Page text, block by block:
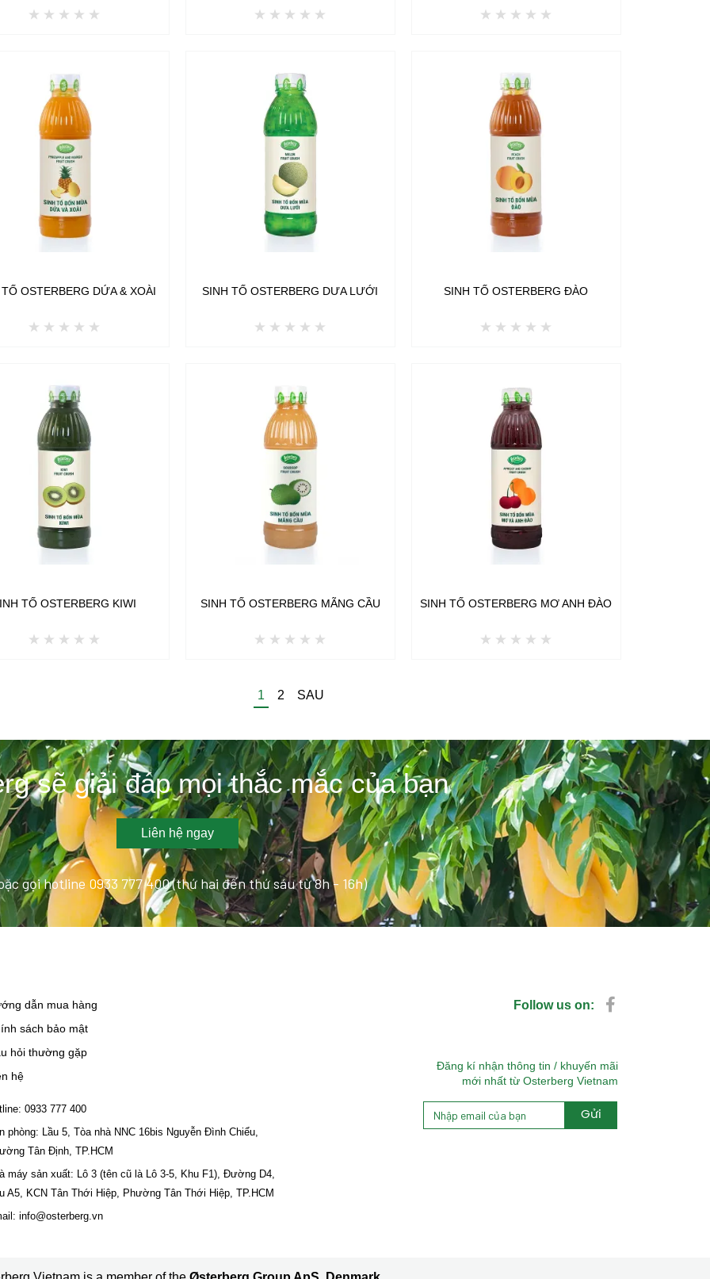
OSTERBERG DỨA & XOÀI SINH TỐ OSTERBERG DƯA LƯỚI SINH TỐ OSTERBERG ĐÀO
TỐ OSTERBERG KIWI SINH TỐ OSTERBERG MÃNG CẦU SINH TỐ OSTERBERG MƠ ANH ĐÀO
1 2 SAU
sẽ giải đáp mọi thắc mắc của bạn
Liên hệ ngay
gọi hotline 0933 777 400 (thứ hai đến thứ sáu từ 8h - 16h)
dẫn mua hàng
sách bảo mật
hỏi thường gặp
hệ
0933 777 400
phòng: Lầu 5, Tòa nhà NNC 16bis Nguyễn Đình Chiểu,
Tân Định, TP.HCM
máy sản xuất: Lô 3 (tên cũ là Lô 3-5, Khu F1), Đường D4,
A5, KCN Tân Thới Hiệp, Phường Tân Thới Hiệp, TP.HCM
info@osterberg.vn
Follow us on:
Đăng kí nhận thông tin / khuyến mãi
mới nhất từ Osterberg Vietnam
Gửi